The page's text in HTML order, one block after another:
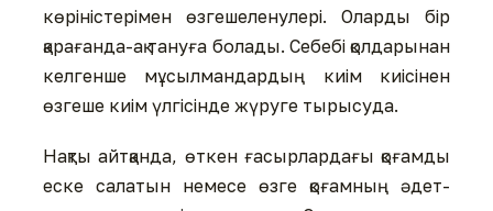
көріністерімен өзгешеленулері. Оларды бір
қарағанда-ақ тануға болады. Себебі қолдарынан
келгенше мұсылмандардың киім киісінен
өзгеше киім үлгісінде жүруге тырысуда.
Нақты айтқанда, өткен ғасырлардағы қоғамды
еске салатын немесе өзге қоғамның әдет-